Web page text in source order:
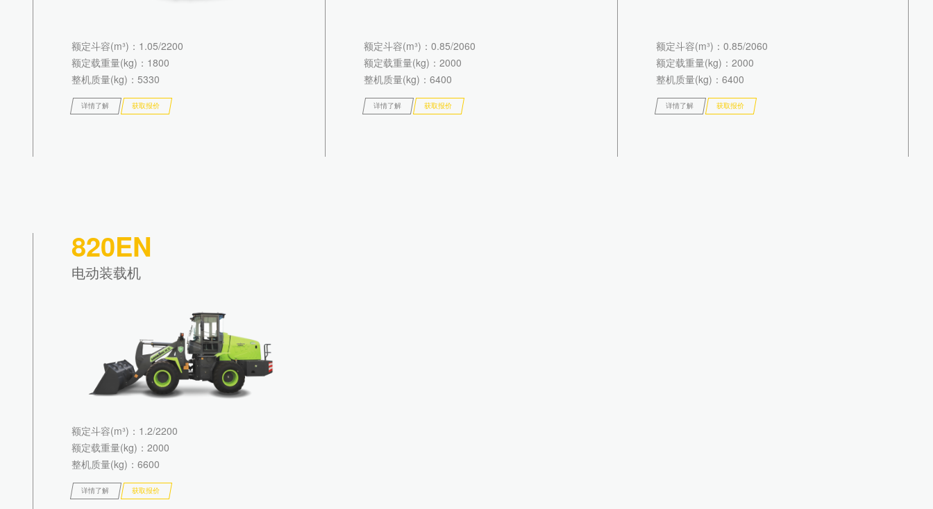
额定斗容(m³) ：1.05/2200
额定载重量(kg) ：1800
整机质量(kg) ：5330
详情了解 获取报价
额定斗容(m³) ：0.85/2060
额定载重量(kg) ：2000
整机质量(kg) ：6400
详情了解 获取报价
额定斗容(m³) ：0.85/2060
额定载重量(kg) ：2000
整机质量(kg) ：6400
详情了解 获取报价
820EN
电动装载机
额定斗容(m³) ：1.2/2200
额定载重量(kg) ：2000
整机质量(kg) ：6600
详情了解 获取报价